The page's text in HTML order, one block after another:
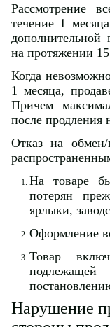
Рассмотрение
течение 1
дополнительной
на протяжении
Когда
1 месяца,
Причем
после продления
Отказ на
На товаре
потерян
ярлыки,
Оформление
Товар
Нарушение